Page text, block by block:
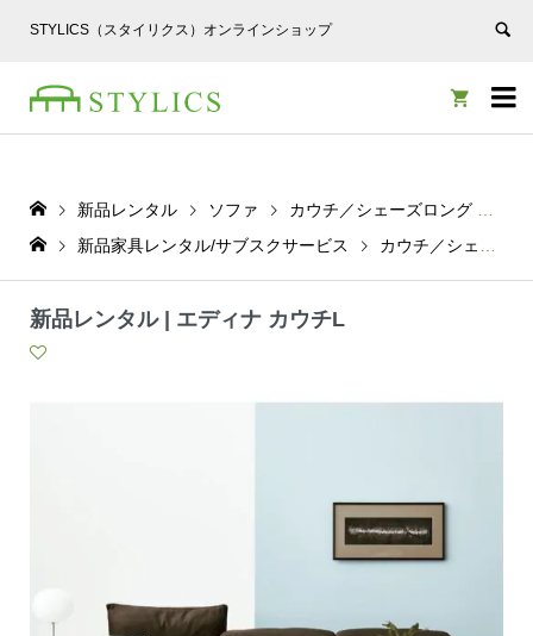
STYLICS（スタイリクス）オンラインショップ


新品レンタル ソファ カウチ／シェーズロング
新品家具レンタル/サブスクサービス
カウチ／シェーズロング
新品レンタル | エディナ カウチL